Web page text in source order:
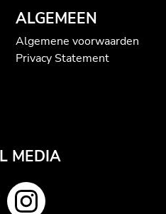
ALGEMEEN
Algemene voorwaarden
Privacy Statement
MEDIA